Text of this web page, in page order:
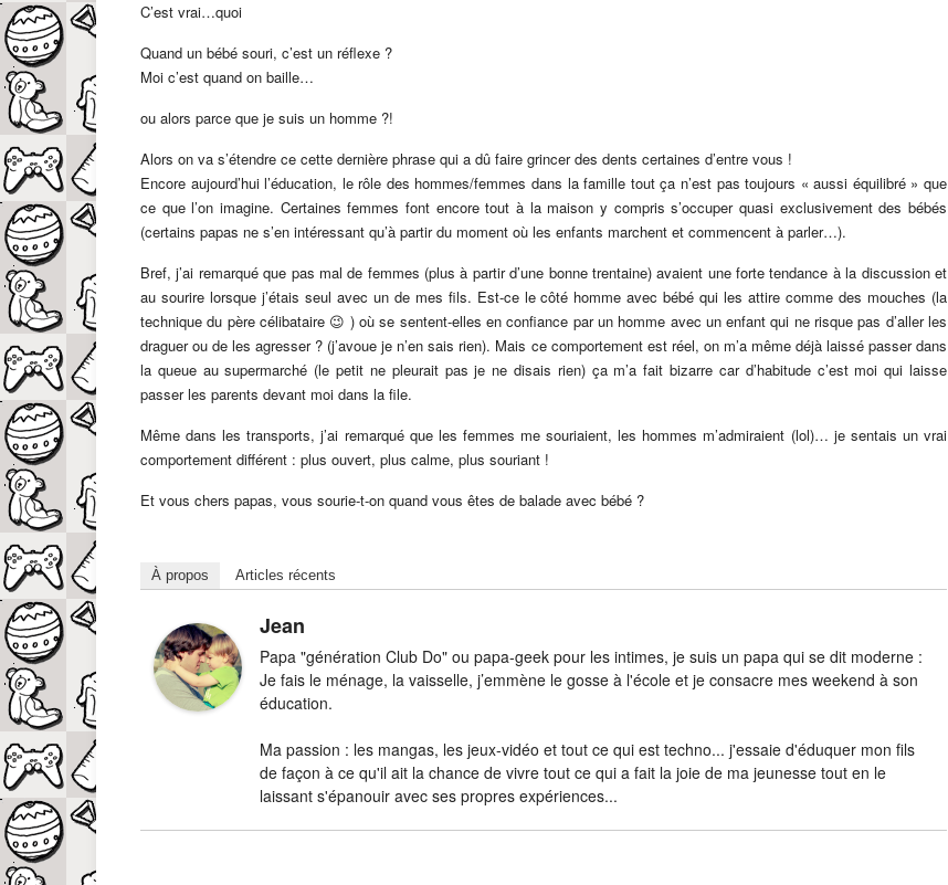
C’est vrai…quoi
Quand un bébé souri, c’est un réflexe ?
Moi c’est quand on baille…
ou alors parce que je suis un homme ?!
Alors on va s’étendre ce cette dernière phrase qui a dû faire grincer des dents certaines d’entre vous !
Encore aujourd’hui l’éducation, le rôle des hommes/femmes dans la famille tout ça n’est pas toujours « aussi équilibré » que
ce que l’on imagine. Certaines femmes font encore tout à la maison y compris s’occuper quasi exclusivement des bébés
(certains papas ne s’en intéressant qu’à partir du moment où les enfants marchent et commencent à parler…).
Bref, j’ai remarqué que pas mal de femmes (plus à partir d’une bonne trentaine) avaient une forte tendance à la discussion et
au sourire lorsque j’étais seul avec un de mes fils. Est-ce le côté homme avec bébé qui les attire comme des mouches (la
technique du père célibataire 😉 ) où se sentent-elles en confiance par un homme avec un enfant qui ne risque pas d’aller les
draguer ou de les agresser ? (j’avoue je n’en sais rien). Mais ce comportement est réel, on m’a même déjà laissé passer dans
la queue au supermarché (le petit ne pleurait pas je ne disais rien) ça m’a fait bizarre car d’habitude c’est moi qui laisse
passer les parents devant moi dans la file.
Même dans les transports, j’ai remarqué que les femmes me souriaient, les hommes m’admiraient (lol)… je sentais un vrai
comportement différent : plus ouvert, plus calme, plus souriant !
Et vous chers papas, vous sourie-t-on quand vous êtes de balade avec bébé ?
À propos Articles récents
Jean
Papa "génération Club Do" ou papa-geek pour les intimes, je suis un papa qui se dit moderne :
Je fais le ménage, la vaisselle, j’emmène le gosse à l'école et je consacre mes weekend à son
éducation.
Ma passion : les mangas, les jeux-vidéo et tout ce qui est techno... j'essaie d'éduquer mon fils
de façon à ce qu'il ait la chance de vivre tout ce qui a fait la joie de ma jeunesse tout en le
laissant s'épanouir avec ses propres expériences...